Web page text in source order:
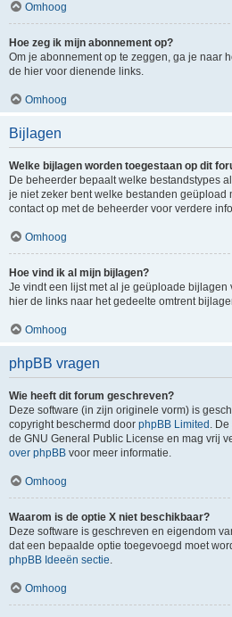
Omhoog
Hoe zeg ik mijn abonnement op?
Om je abonnement op te zeggen, ga je naar
de hier voor dienende links.
Omhoog
Bijlagen
Welke bijlagen worden toegestaan op dit
De beheerder bepaalt welke bestandstypes
je niet zeker bent welke bestanden geüpload
contact op met de beheerder voor verdere
Omhoog
Hoe vind ik al mijn bijlagen?
Je vindt een lijst met al je geüploade
hier de links naar het gedeelte omtrent
Omhoog
phpBB vragen
Wie heeft dit forum geschreven?
Deze software (in zijn originele vorm) is
copyright beschermd door phpBB Limited .
de GNU General Public License en mag vrij
over phpBB voor meer informatie.
Omhoog
Waarom is de optie X niet beschikbaar?
Deze software is geschreven en eigendom
dat een bepaalde optie toegevoegd moet
phpBB Ideeën sectie.
Omhoog